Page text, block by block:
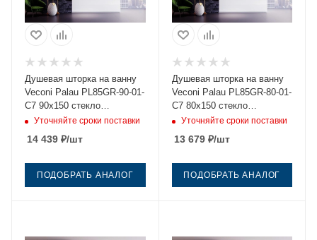
Душевая шторка на ванну
Veconi Palau PL85GR-90-01-
C7 90х150 стекло
прозрачное профиль
графит ориентация
универсальная
Уточняйте сроки поставки
14 439 ₽/шт
ПОДОБРАТЬ АНАЛОГ
Душевая шторка на ванну
Veconi Palau PL85GR-80-01-
C7 80х150 стекло
прозрачное профиль
графит ориентация
универсальная
Уточняйте сроки поставки
13 679₽/шт
ПОДОБРАТЬ АНАЛОГ